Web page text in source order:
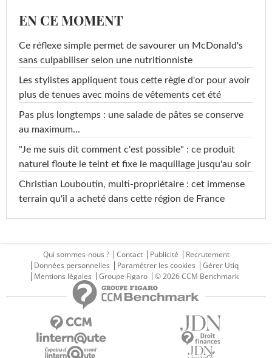
EN CE MOMENT
Ce réflexe simple permet de savourer un McDonald's
sans culpabiliser selon une nutritionniste
Les stylistes appliquent tous cette règle d'or pour avoir
plus de tenues avec moins de vêtements cet été
Pas plus longtemps : une salade de pâtes se conserve
au maximum...
"Je me suis dit comment c'est possible" : ce produit
naturel floute le teint et fixe le maquillage jusqu'au soir
Christian Louboutin, multi-propriétaire : cet immense
terrain qu'il a acheté dans cette région de France
Qui sommes-nous ? Contact Publicité
Recrutement
Données personnelles
Paramétrer les cookies
Gérer Utiq
Mentions légales
Groupe Figaro © 2026 CCM Benchmark